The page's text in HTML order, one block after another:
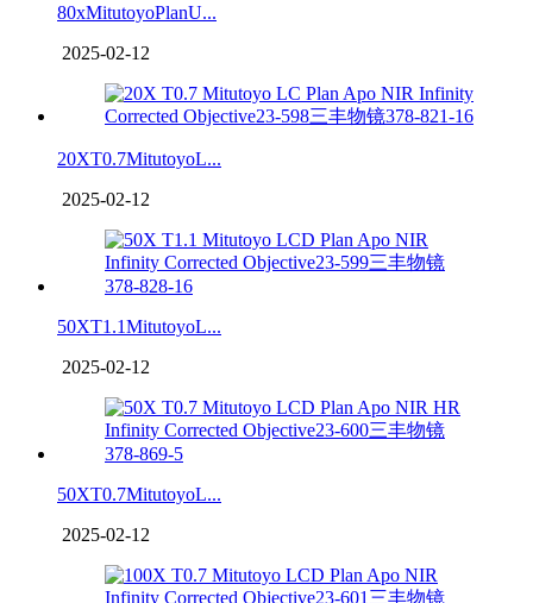
80xMitutoyoPlanU...
2025-02-12
20XT0.7MitutoyoL...
2025-02-12
50XT1.1MitutoyoL...
2025-02-12
50XT0.7MitutoyoL...
2025-02-12